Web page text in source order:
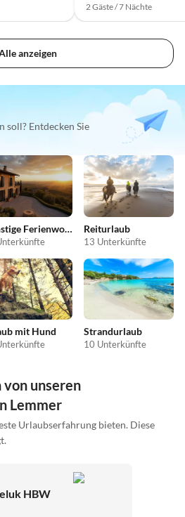
2 Gäste / 7 Nächte
anzeigen
soll? Entdecken Sie
Günstige Ferienwohnungen Reiturlaub
13 Unterkünfte
mit Hund Strandurlaub
10 Unterkünfte
unseren
Lemmer
Urlaubserfahrung bieten. Diese
HBW